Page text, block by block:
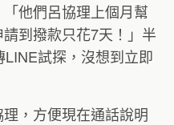
他們呂協理上個月幫
到撥款只花7天！」半
試探，沒想到立即
理，方便現在通話說明